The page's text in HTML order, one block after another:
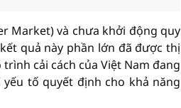
Market) và chưa khởi động quy
quả này phần lớn đã được thị
cải cách của Việt Nam đang
tố quyết định cho khả năng